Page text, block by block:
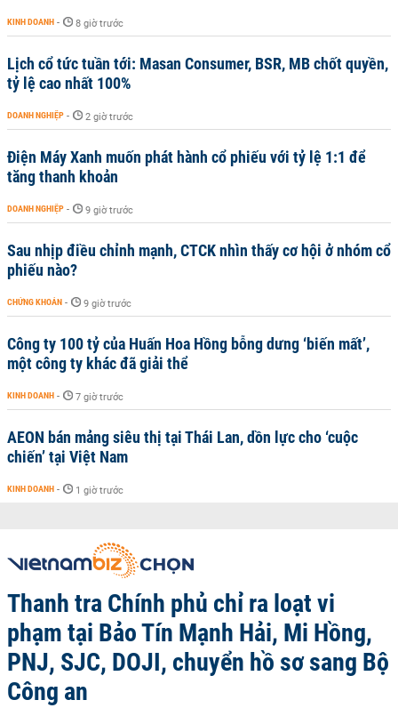
KINH DOANH - 8 giờ trước
Lịch cổ tức tuần tới: Masan Consumer, BSR, MB chốt quyền,
tỷ lệ cao nhất 100%
DOANH NGHIỆP - 2 giờ trước
Điện Máy Xanh muốn phát hành cổ phiếu với tỷ lệ 1:1 để
tăng thanh khoản
DOANH NGHIỆP - 9 giờ trước
Sau nhịp điều chỉnh mạnh, CTCK nhìn thấy cơ hội ở nhóm cổ
phiếu nào?
CHỨNG KHOÁN - 9 giờ trước
Công ty 100 tỷ của Huấn Hoa Hồng bỗng dưng ‘biến mất’,
một công ty khác đã giải thể
KINH DOANH - 7 giờ trước
AEON bán mảng siêu thị tại Thái Lan, dồn lực cho ‘cuộc
chiến’ tại Việt Nam
KINH DOANH - 1 giờ trước
Thanh tra Chính phủ chỉ ra loạt vi
phạm tại Bảo Tín Mạnh Hải, Mi Hồng,
PNJ, SJC, DOJI, chuyển hồ sơ sang Bộ
Công an